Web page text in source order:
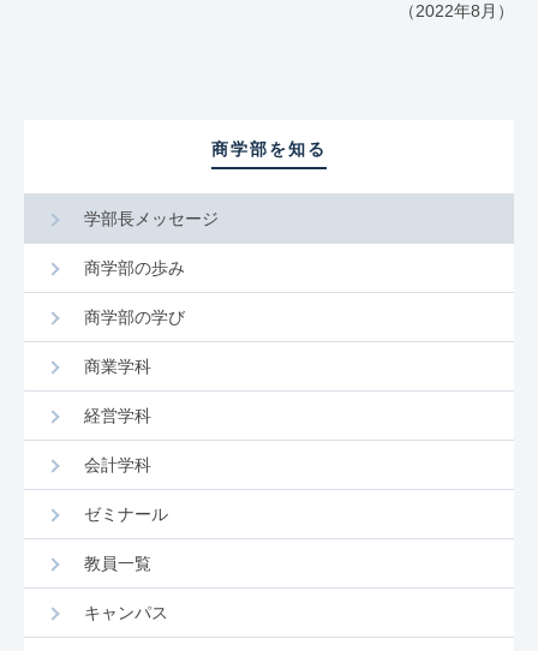
（2022年8月）
商学部を知る
学部長メッセージ
商学部の歩み
商学部の学び
商業学科
経営学科
会計学科
ゼミナール
教員一覧
キャンパス